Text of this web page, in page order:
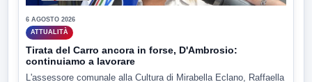
6 AGOSTO 2026
ATTUALITÀ
Tirata del Carro ancora in forse, D'Ambrosio:
continuiamo a lavorare
L'assessore comunale alla Cultura di Mirabella Eclano, Raffaella